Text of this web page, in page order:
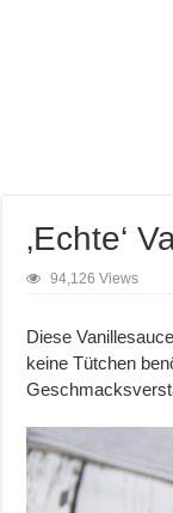
‚Echte‘
94,126 Views
Diese
keine Tütchen